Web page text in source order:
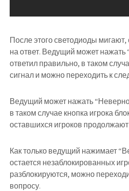
После этого светодиоды мигают,
на ответ. Ведущий может нажать
ответил правильно, в таком
сигнал и можно переходить к
Ведущий может нажать
в таком случае кнопка игрока
оставшихся игроков
Как только ведущий нажимает
остается незаблокированных
разблокируются, можно
вопросу.